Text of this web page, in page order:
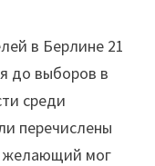
в Берлине 21
до выборов в
среди
перечислены
желающий мог